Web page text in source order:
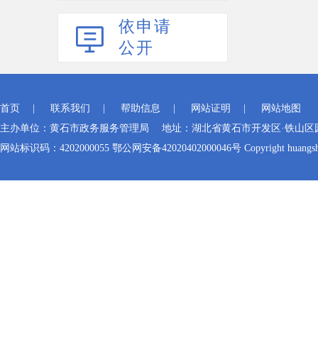
依申请
公开
首页 联系我们 帮助信息 网站证明
网站地图
主办单位：黄石市政务服务管理局 地址：湖北省黄石市开发区·铁山
网站标识码：4202000055 鄂公网安备42020402000046号 Copyright